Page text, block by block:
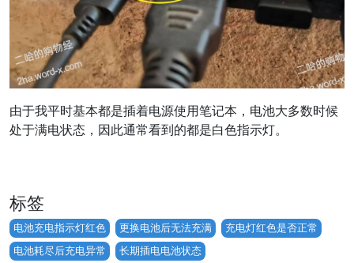
由于我平时基本都是插着电源使用笔记本，电池大多数时候
处于满电状态，因此通常看到的都是白色指示灯。
标签
电池充电指示灯红色 更换电池后无法充满
充电灯红色是否正常
电池耗尽后充电异常
长期插电电池状态